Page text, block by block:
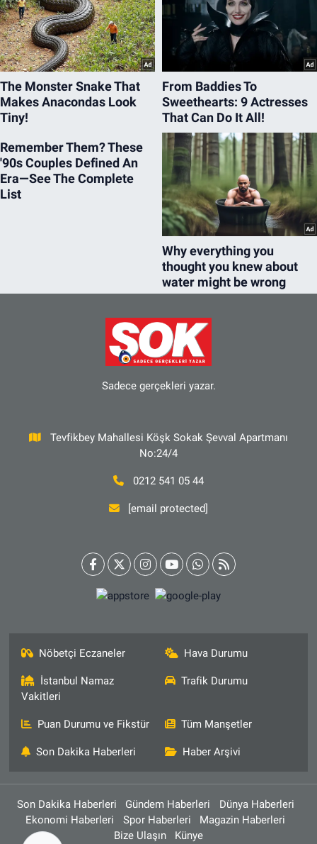
Sadece gerçekleri yazar.
Tevfikbey Mahallesi Köşk Sokak Şevval Apartmanı
No:24/4
0212 541 05 44
[email protected]
Nöbetçi Eczaneler Hava Durumu
İstanbul Namaz
Vakitleri
Trafik Durumu
Puan Durumu ve Fikstür Tüm Manşetler
Son Dakika Haberleri Haber Arşivi
Son Dakika Haberleri Gündem Haberleri
Dünya Haberleri
Ekonomi Haberleri
Spor Haberleri
Magazin Haberleri
Bize Ulaşın
Künye